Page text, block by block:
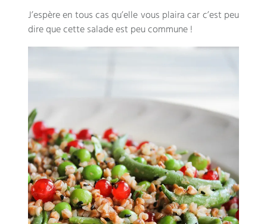
J’espère en tous cas qu’elle vous plaira car c’est peu
dire que cette salade est peu commune !